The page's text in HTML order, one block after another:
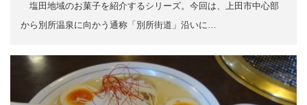
塩田地域のお菓子を紹介するシリーズ。今回は、上田市中心部
から別所温泉に向かう通称「別所街道」沿いに…